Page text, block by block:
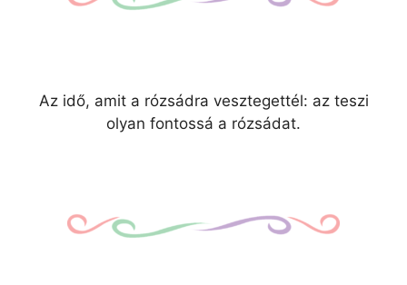
Az idő, amit a rózsádra vesztegettél: az teszi
olyan fontossá a rózsádat.